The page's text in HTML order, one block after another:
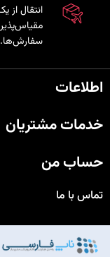
انتقال از
سفارش‌ها.
اطلاعات
خدمات مشتریان
حساب من
تماس با ما